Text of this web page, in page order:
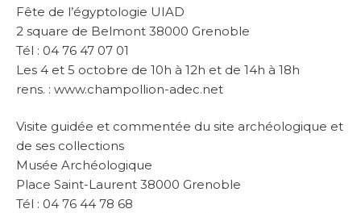
Fête de l’égyptologie UIAD
2 square de Belmont 38000 Grenoble
Tél : 04 76 47 07 01
Les 4 et 5 octobre de 10h à 12h et de 14h à 18h
rens. : www.champollion-adec.net
Visite guidée et commentée du site archéologique et
de ses collections
Musée Archéologique
Place Saint-Laurent 38000 Grenoble
Tél : 04 76 44 78 68